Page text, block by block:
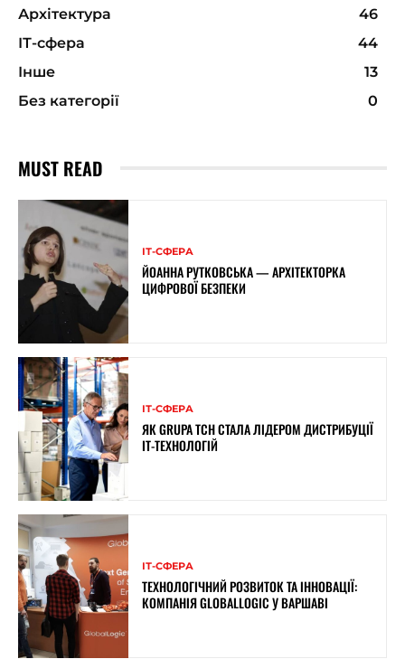
Архітектура
46
ІТ-сфера
44
Інше
13
Без категорії
0
MUST READ
ІТ-СФЕРА
ЙОАННА РУТКОВСЬКА — АРХІТЕКТОРКА
ЦИФРОВОЇ БЕЗПЕКИ
ІТ-СФЕРА
ЯК GRUPA TCH СТАЛА ЛІДЕРОМ ДИСТРИБУЦІЇ
IT-ТЕХНОЛОГІЙ
ІТ-СФЕРА
ТЕХНОЛОГІЧНИЙ РОЗВИТОК ТА ІННОВАЦІЇ:
КОМПАНІЯ GLOBALLOGIC У ВАРШАВІ